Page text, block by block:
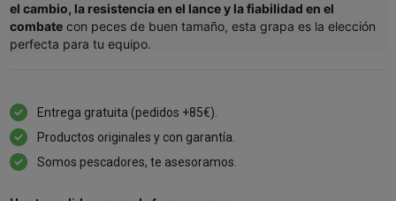
el cambio, la resistencia en el lance y la fiabilidad en el
combate con peces de buen tamaño, esta grapa es la elección
perfecta para tu equipo.
Entrega gratuita (pedidos +85€).
Productos originales y con garantía.
Somos pescadores, te asesoramos.